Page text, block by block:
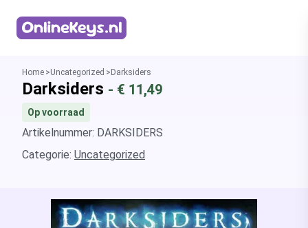
Home Uncategorized Darksiders
Darksiders - € 11,49
Op voorraad
Artikelnummer: DARKSIDERS
Categorie: Uncategorized